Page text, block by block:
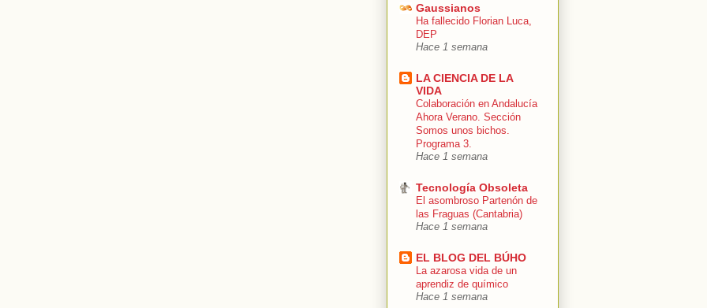
Gaussianos
Ha fallecido Florian Luca,
DEP
Hace 1 semana
LA CIENCIA DE LA
VIDA
Colaboración en Andalucía
Ahora Verano. Sección
Somos unos bichos.
Programa 3.
Hace 1 semana
Tecnología Obsoleta
El asombroso Partenón de
las Fraguas (Cantabria)
Hace 1 semana
EL BLOG DEL BÚHO
La azarosa vida de un
aprendiz de químico
Hace 1 semana